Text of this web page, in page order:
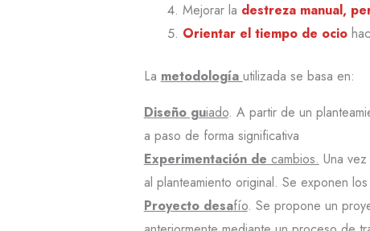
Mejorar la destreza manual,
Orientar el tiempo de ocio
La metodología utilizada se basa en:
Diseño guiado. A partir de un
a paso de forma significativa
Experimentación de cambios. Una
al planteamiento original. Se exponen
Proyecto desafío. Se propone un